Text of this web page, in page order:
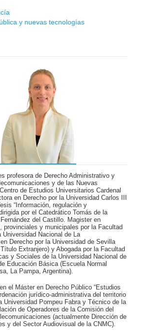
y nuevas tecnologías
profesora de Derecho Administrativo y
y de las Nuevas
de Estudios Universitarios Cardenal
en Derecho por la Universidad Carlos III
“Información, regulación y
por el Catedrático Tomás de la
del Castillo. Magister en
provinciales y municipales por la Facultad
Universidad Nacional de La
Derecho por la Universidad de Sevilla
Extranjero) y Abogada por la Facultad
y Sociales de la Universidad Nacional de
Educación Básica (Escuela Normal
La Pampa, Argentina).
el Máster en Derecho Público “Estudios
jurídico-administrativa del territorio
Universidad Pompeu Fabra y Técnico de la
de Operadores de la Comisión del
(actualmente Dirección de
y del Sector Audiovisual de la CNMC).